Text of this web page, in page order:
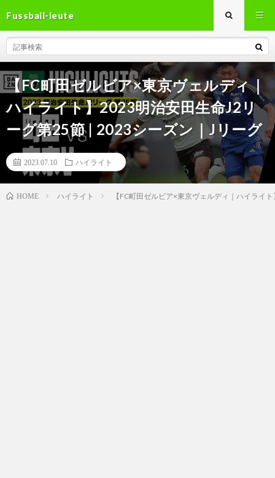
Fussball-leute
【FC町田ゼルビア×東京ヴェルディ｜
ハイライト】2023明治安田生命J2リ
ーグ第25節 | 2023シーズン｜Jリーグ
2023.07.10 ハイライト
HOME ハイライト 【FC町田ゼルビア×東京ヴェルディ｜ハイライ